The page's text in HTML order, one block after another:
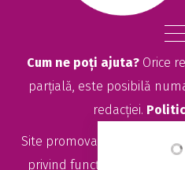
Cum ne poți ajuta? Orice
parțială, este posibilă
redacției.
Site promovat de
privind funcționarea site-